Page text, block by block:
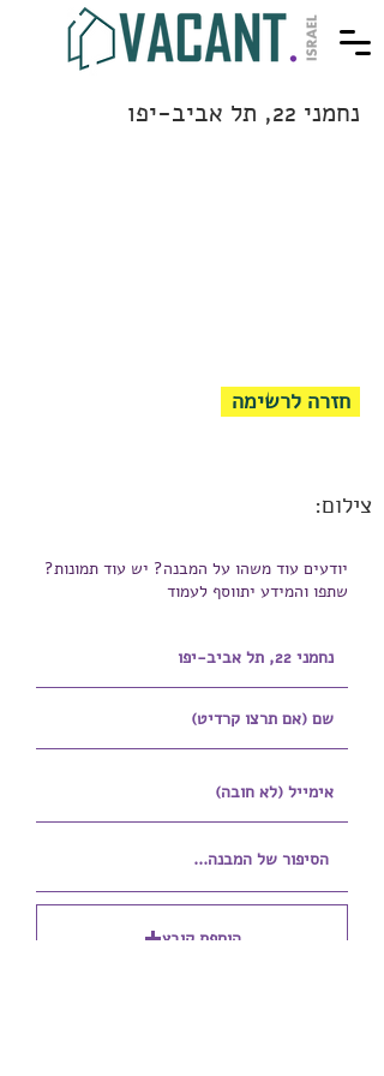
נחמני 22, תל אביב-יפו
חזרה לרשימה
צילום:
יודעים עוד משהו על המבנה? יש עוד תמונות?
שתפו והמידע יתווסף לעמוד
הוספת קובץ